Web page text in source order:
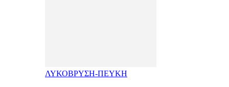
ΛΥΚΟΒΡΥΣΗ-ΠΕΥΚΗ